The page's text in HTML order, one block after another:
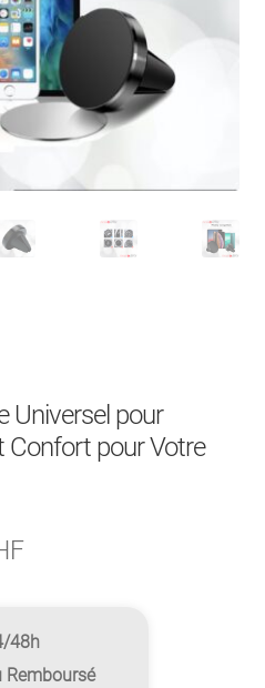
Button
Universel pour
Confort pour Votre
Le
actuel
est :
48h
Remboursé